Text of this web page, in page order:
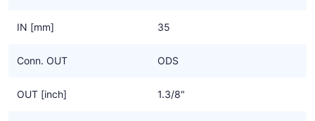
IN [mm] 35
Conn. OUT ODS
OUT [inch] 1.3/8"